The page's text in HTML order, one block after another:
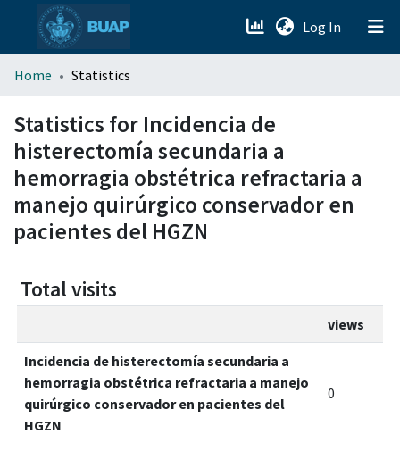
Log In (current)
menu.section.about_menu
All of DSpace
Home Statistics
Statistics for Incidencia de
histerectomía secundaria a
hemorragia obstétrica refractaria a
manejo quirúrgico conservador en
pacientes del HGZN
Total visits
views
Incidencia de histerectomía secundaria a
hemorragia obstétrica refractaria a manejo
quirúrgico conservador en pacientes del
HGZN
0